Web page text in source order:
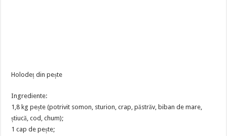
Holodeț din pește
Ingrediente:
1,8 kg pește (potrivit somon, sturion, crap, păstrăv, biban de mare,
știucă, cod, chum);
1 cap de pește;